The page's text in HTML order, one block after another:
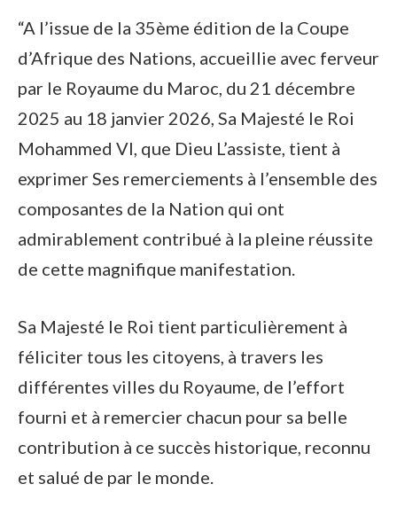
“A l’issue de la 35ème édition de la Coupe
d’Afrique des Nations, accueillie avec ferveur
par le Royaume du Maroc, du 21 décembre
2025 au 18 janvier 2026, Sa Majesté le Roi
Mohammed VI, que Dieu L’assiste, tient à
exprimer Ses remerciements à l’ensemble des
composantes de la Nation qui ont
admirablement contribué à la pleine réussite
de cette magnifique manifestation.
Sa Majesté le Roi tient particulièrement à
féliciter tous les citoyens, à travers les
différentes villes du Royaume, de l’effort
fourni et à remercier chacun pour sa belle
contribution à ce succès historique, reconnu
et salué de par le monde.